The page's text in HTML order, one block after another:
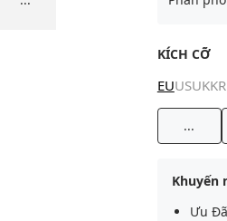
KÍCH CỠ
EUUSUKKR
...
Khuyến
Ưu